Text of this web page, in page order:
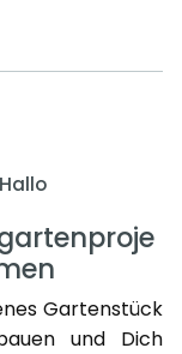
Gartenstück
und Dich